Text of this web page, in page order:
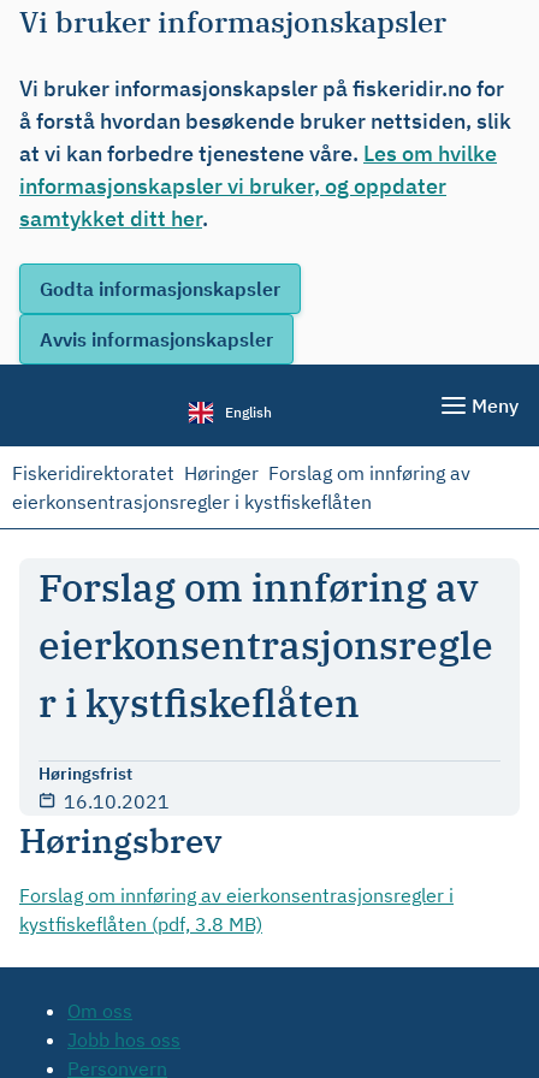
Vi bruker informasjonskapsler
Vi bruker informasjonskapsler på fiskeridir.no for
å forstå hvordan besøkende bruker nettsiden, slik
at vi kan forbedre tjenestene våre. Les om hvilke
informasjonskapsler vi bruker, og oppdater
samtykket ditt her.
English Meny
Fiskeridirektoratet Høringer Forslag om innføring av
eierkonsentrasjonsregler i kystfiskeflåten
Forslag om innføring av
eierkonsentrasjonsregle
r i kystfiskeflåten
Høringsfrist
16.10.2021
Høringsbrev
Forslag om innføring av eierkonsentrasjonsregler i
kystfiskeflåten (pdf, 3.8 MB)
Om oss
Jobb hos oss
Personvern